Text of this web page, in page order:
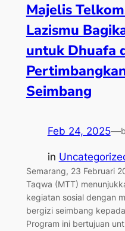
Majelis
Lazismu
untuk Dhuafa
Seimbang
Feb 24, 2025—
in
Semarang, 23 Februari
Taqwa (MTT)
kegiatan sosial dengan
bergizi seimbang
Program ini bertujuan